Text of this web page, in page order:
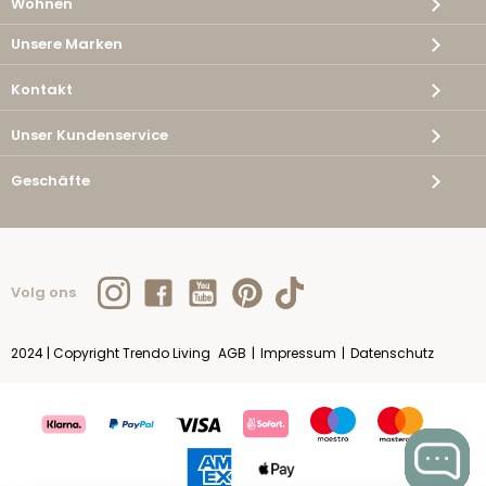
Unsere Marken
Kontakt
Unser Kundenservice
Geschäfte
Volg ons
2024 | Copyright Trendo Living AGB | Impressum | Datenschutz